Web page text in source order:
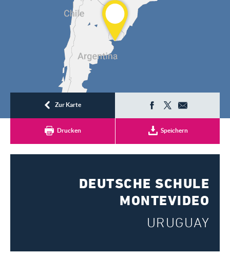
Registrieren
Zur Karte
Drucken Speichern
DEUTSCHE SCHULE
MONTEVIDEO
URUGUAY